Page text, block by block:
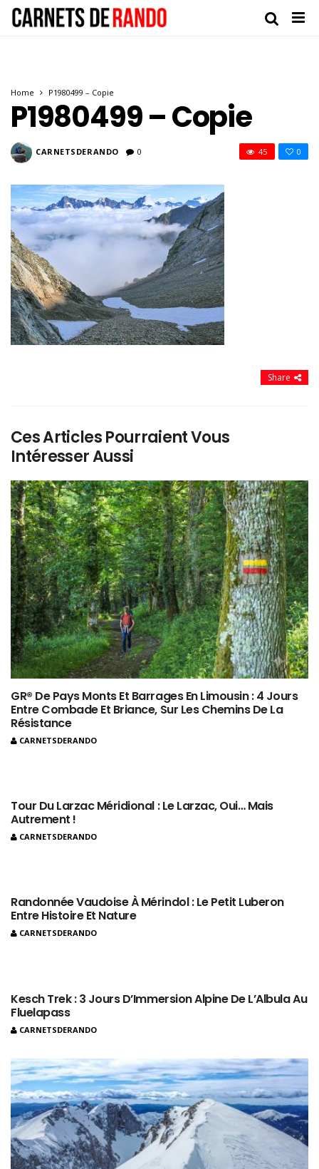
Home P1980499 – Copie
P1980499 – Copie
CARNETSDERANDO 0 0
45
Share
Ces Articles Pourraient Vous
Intéresser Aussi
GR® De Pays Monts Et Barrages En Limousin : 4 Jours
Entre Combade Et Briance, Sur Les Chemins De La
Résistance
CARNETSDERANDO
Tour Du Larzac Méridional : Le Larzac, Oui… Mais
Autrement !
CARNETSDERANDO
Randonnée Vaudoise À Mérindol : Le Petit Luberon
Entre Histoire Et Nature
CARNETSDERANDO
Kesch Trek : 3 Jours D’Immersion Alpine De L’Albula Au
Fluelapass
CARNETSDERANDO